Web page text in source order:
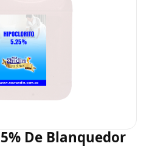
De Blanquedor